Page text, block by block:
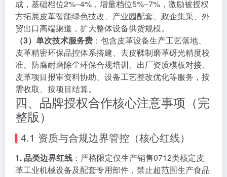
成，基础档位2%–4%，增量档位5%–7%，激励被授权
方拓展皮革智能绿色技改、产业园配套、政企集采、外
贸出口高端渠道，扩大整体设备供货规模。
（3）单次技术服务费 ：包含皮革设备生产工艺落地、
皮革精密环保品控体系搭建、去皮鞣制磨革砑光精度校
准、防腐耐磨除尘环保合规培训、出厂资质模板对接、
皮革项目报审资料协助、设备工艺整改优化等服务，按
需收取、按项目结算。
四、品牌授权合作核心注意事项（完
整版）
4.1 资质与合规边界管控（核心红线）
1. 品类边界红线 ：严格限定仅生产销售0712类核定皮
革工业机械设备及配套专用部件，禁止超范围生产食品